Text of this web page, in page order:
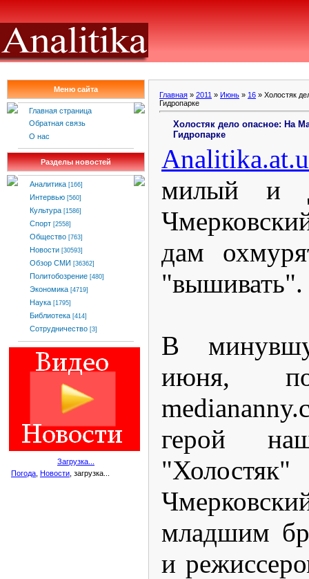
Меню сайта
Главная страница
Обратная связь
О нас
Разделы новостей
Аналитика [166]
Интервью [560]
Культура [1586]
Спорт [2558]
Общество [763]
Новости [30593]
Обзор СМИ [36362]
Политобозрение [480]
Экономика [4719]
Наука [1795]
Библиотека [414]
Сотрудничество [3]
Загрузка...
Погода Новости , загрузка...
Главная » 2011 » Июнь » 16 » Холостяк
Гидропарке
Холостяк дело опасное: На
Гидропарке
Analitika.at.
милый и
дам
"вышивать".
В
июня,
герой
младшим
и